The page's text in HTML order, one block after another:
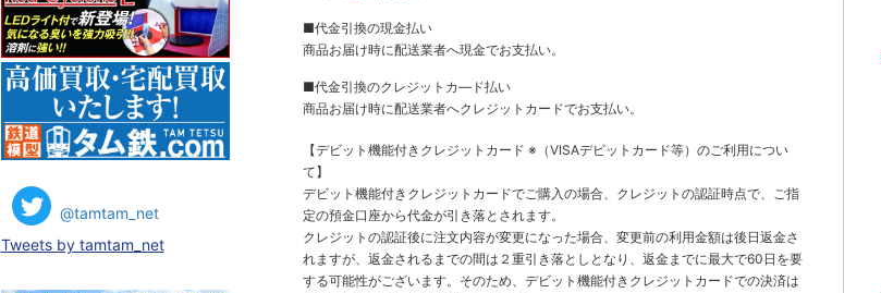
■代金引換の現金払い
商品お届け時に配送業者へ現金でお支払い。
■代金引換のクレジットカ―ド払い
商品お届け時に配送業者へクレジットカードでお支払い。
【デビット機能付きクレジットカード ※（VISAデビットカード等） のご利用につい
て】
デビット機能付きクレジットカードでご購入の場合、クレジットの認証時点で、ご指
定の預金口座から代金が引き落とされます。
クレジットの認証後に注文内容が変更になった場合、変更前の利用金額は後日返金さ
れますが、返金されるまでの間は２重引き落としとなり、返金までに最大で60日を要
する可能性がございます。そのため、デビット機能付きクレジットカードでの決済は
@tamtam_net
Tweets by tamtam_net